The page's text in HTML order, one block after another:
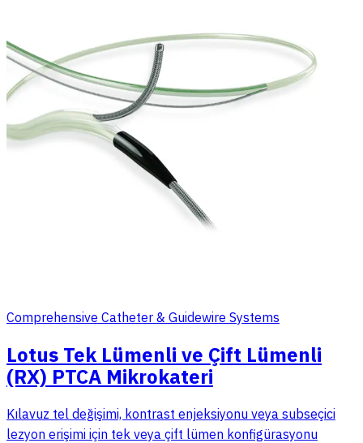
Comprehensive Catheter & Guidewire Systems
Lotus Tek Lümenli ve Çift Lümenli
(RX) PTCA Mikrokateri
Kılavuz tel değişimi, kontrast enjeksiyonu veya subseçici
lezyon erişimi için tek veya çift lümen konfigürasyonu